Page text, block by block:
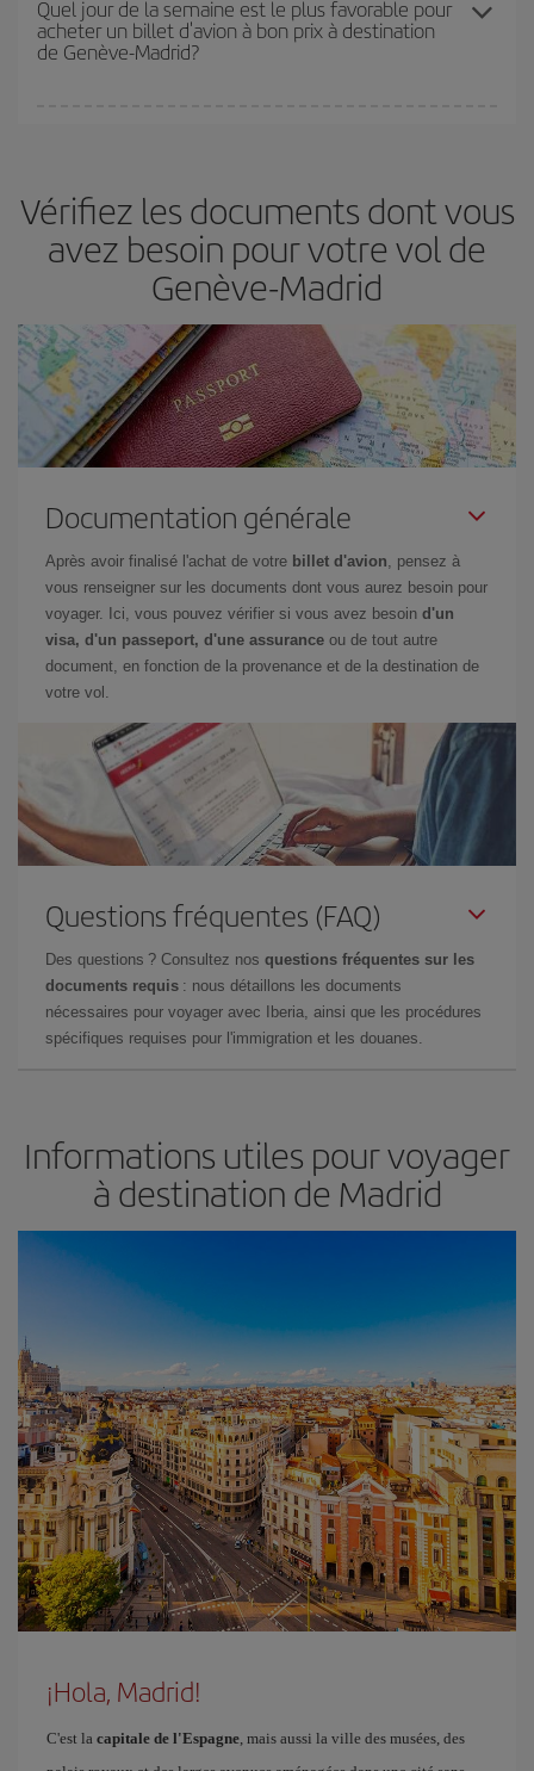
d'acheter le vol le moins cher.
Quel jour de la semaine est le plus favorable pour
acheter un billet d'avion à bon prix à destination
de Genève-Madrid?
billets, plus vous bénéficiez de prix économiques. De plus, en
restant flexible sur les dates et les horaires de vol lors de votre
recherche, vous pourrezchoisir le prix le plus économique.
Vérifiez les documents dont vous
avez besoin pour votre vol de
Genève-Madrid
Documentation générale
Après avoir finalisé l'achat de votre billet d'avion, pensez à
vous renseigner sur les documents dont vous aurez besoin pour
voyager. Ici, vous pouvez vérifier si vous avez besoin d'un
visa, d'un passeport, d'une assurance ou de tout autre
document, en fonction de la provenance et de la destination de
votre vol.
Questions fréquentes (FAQ)
Des questions ? Consultez nos questions fréquentes sur les
documents requis : nous détaillons les documents
nécessaires pour voyager avec Iberia, ainsi que les procédures
spécifiques requises pour l'immigration et les douanes.
Informations utiles pour voyager
à destination de Madrid
¡Hola, Madrid!
C'est la capitale de l'Espagne, mais aussi la ville des musées, des